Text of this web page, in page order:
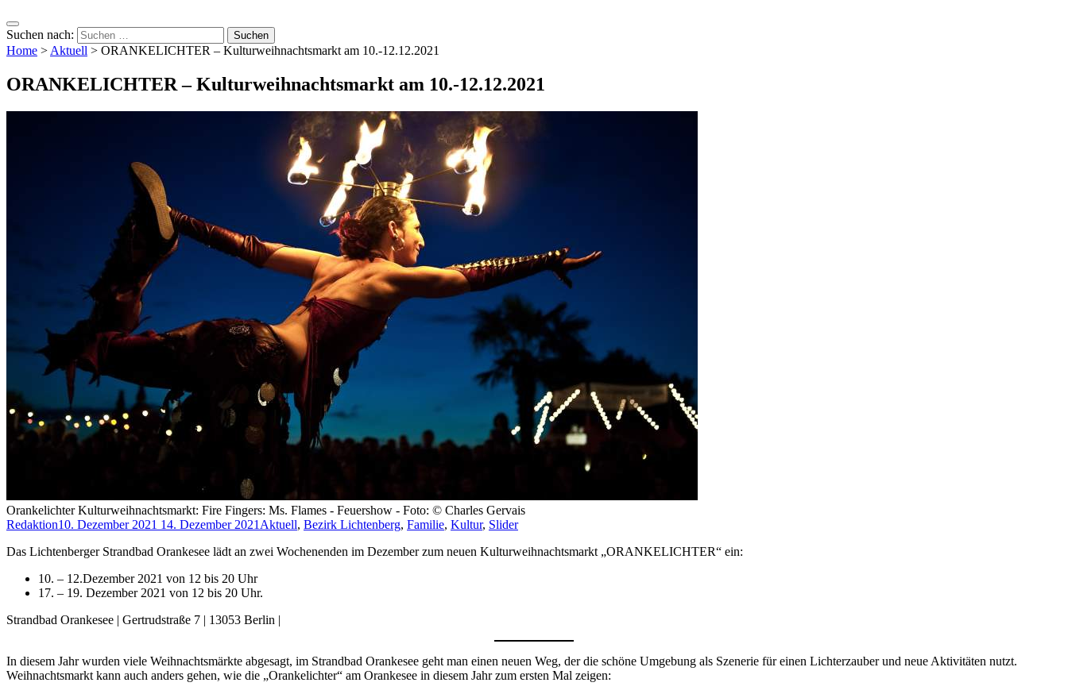
Suchen nach:
Home > Aktuell > ORANKELICHTER – Kulturweihnachtsmarkt am 10.-12.12.2021
ORANKELICHTER – Kulturweihnachtsmarkt am 10.-12.12.2021
Orankelichter Kulturweihnachtsmarkt: Fire Fingers: Ms. Flames - Feuershow - Foto: © Charles Gervais
Redaktion10. Dezember 2021 14. Dezember 2021 Aktuell, Bezirk Lichtenberg, Familie, Kultur, Slider
Das Lichtenberger Strandbad Orankesee lädt an zwei Wochenenden im Dezember zum neuen Kulturweihnachtsmarkt „ORANKELICHTER“ ein:
10. – 12.Dezember 2021 von 12 bis 20 Uhr
17. – 19. Dezember 2021 von 12 bis 20 Uhr.
Strandbad Orankesee | Gertrudstraße 7 | 13053 Berlin |
In diesem Jahr wurden viele Weihnachtsmärkte abgesagt, im Strandbad Orankesee geht man einen neuen Weg, der die schöne Umgebung als Szenerie für einen Lichterzauber und neue Aktivitäten nutzt.
Weihnachtsmarkt kann auch anders gehen, wie die „Orankelichter“ am Orankesee in diesem Jahr zum ersten Mal zeigen: